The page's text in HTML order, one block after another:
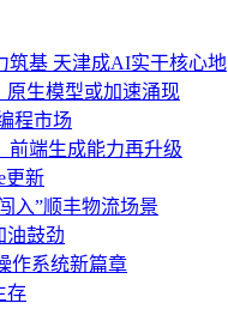
筑基 天津成AI实干核心地
原生模型或加速涌现
程市场
前端生成能力再升级
更新
入”顺丰物流场景
油鼓劲
作系统新篇章
存